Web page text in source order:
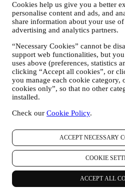
Cookies help us give you a better
personalise content and ads, and
share information about your use
advertising and analytics partners.
“Necessary Cookies” cannot be
support web functionalities, but
uses above (preferences, statistics
clicking “Accept all cookies”, or
you manage each cookie category,
cookies only”, so that no other
installed.
Check our Cookie Policy.
ACCEPT NECESSARY
COOKIE
ACCEPT ALL
“cookies” e tecnologias
rastreamento em e-mail), para
anúncios ou para nossa análise
casos, nós não conseguiremos
informações técnicas. Para
dados através de cookies,
aqui.
seus comentários, solicitações,
interações connosco (por
posts em redes sociais, e-mails
informações de identificação pessoal
2. QUEM ESTÁ REUNINDO AS SUAS
O controlador de dados dos serviços
oferecidos pelo site é a Le Creuset
sede no Centro Empresarial Torres de
Fonseca, Torre A, 13º Piso, C - D,
Se concordar em receber nossas
passará a fazer parte do banco de